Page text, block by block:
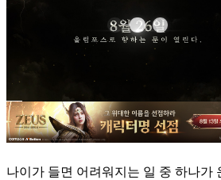
나이가 들면 어려워지는 일 중 하나가